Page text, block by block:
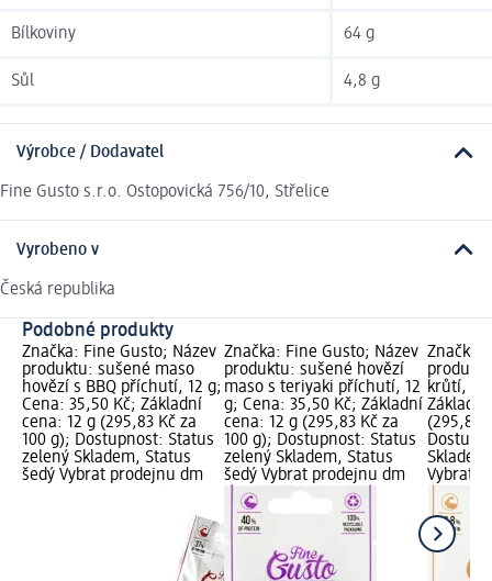
Bílkoviny 64 g
Sůl 4,8 g
Výrobce / Dodavatel
Fine Gusto s.r.o. Ostopovická 756/10, Střelice
Vyrobeno v
Česká republika
Podobné produkty
Značka: Fine Gusto; Název
produktu: sušené maso
hovězí s BBQ příchutí, 12 g;
Cena: 35,50 Kč; Základní
cena: 12 g (295,83 Kč za
100 g); Dostupnost: Status
zelený Skladem, Status
šedý Vybrat prodejnu dm
Značka: Fine Gusto; Název
produktu: sušené hovězí
maso s teriyaki příchutí, 12
g; Cena: 35,50 Kč; Základní
cena: 12 g (295,83 Kč za
100 g); Dostupnost: Status
zelený Skladem, Status
šedý Vybrat prodejnu dm
Značka:
krůtí, 12
Základní
(295,83
Vybrat